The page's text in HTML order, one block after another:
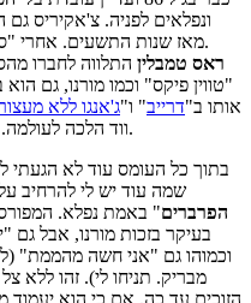
ונפלאים לפניה. צ'אקיריס
מאז שנות התשעים. אחרי "סיפור הפרברים" הופיע בעיקר בטלוויזיה.
ראס טמבלין התלווה לחברו
"טווין פיקס" וכמו מורנו, גם
אותו ב"דרייב" ו"ג'אנגו ללא
ווד הלכה לעולמה. זה קרה בשנת 1981, כשהייתה בגיל 43.
בתוך כל העומס עוד לא הגעתי
שמה עוד יש לי להרחיב
הפרברים" באמת נפלא.
בעיקר בזכות מורנו, אבל
וכמוהו גם "אני חשה מהממת"
מבריק. תניחו לי). זהו ללא